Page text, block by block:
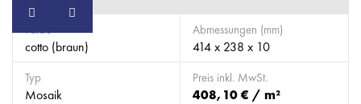
Farbe
cotto (braun)
Abmessungen (mm)
414 x 238 x 10
Typ
Mosaik
Preis inkl. MwSt.
408,10 € / m²